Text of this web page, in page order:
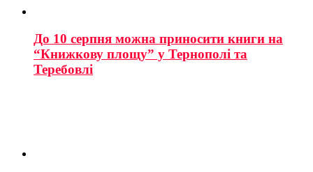
До 10 серпня можна приносити книги на
“Книжкову площу” у Тернополі та
Теребовлі